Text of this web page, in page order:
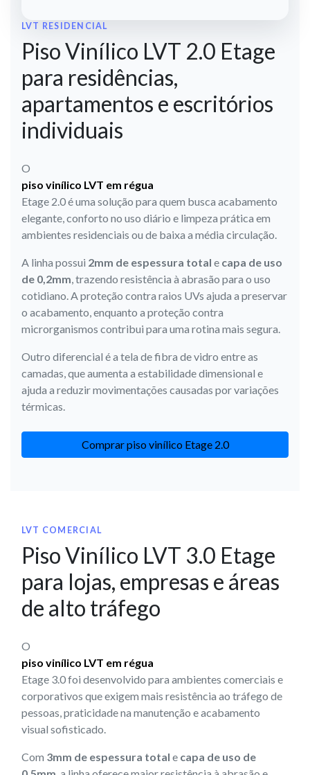
LVT RESIDENCIAL
Piso Vinílico LVT 2.0 Etage
para residências,
apartamentos e escritórios
individuais
O
piso vinílico LVT em régua
Etage 2.0 é uma solução para quem busca acabamento
elegante, conforto no uso diário e limpeza prática em
ambientes residenciais ou de baixa a média circulação.
A linha possui 2mm de espessura total e capa de uso
de 0,2mm, trazendo resistência à abrasão para o uso
cotidiano. A proteção contra raios UVs ajuda a preservar
o acabamento, enquanto a proteção contra
microrganismos contribui para uma rotina mais segura.
Outro diferencial é a tela de fibra de vidro entre as
camadas, que aumenta a estabilidade dimensional e
ajuda a reduzir movimentações causadas por variações
térmicas.
Comprar piso vinílico Etage 2.0
LVT COMERCIAL
Piso Vinílico LVT 3.0 Etage
para lojas, empresas e áreas
de alto tráfego
O
piso vinílico LVT em régua
Etage 3.0 foi desenvolvido para ambientes comerciais e
corporativos que exigem mais resistência ao tráfego de
pessoas, praticidade na manutenção e acabamento
visual sofisticado.
Com 3mm de espessura total e capa de uso de